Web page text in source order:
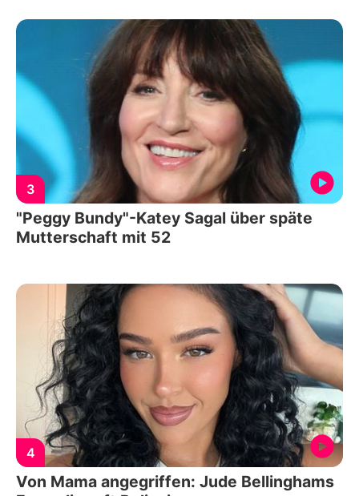
3
"Peggy Bundy"-Katey Sagal über späte
Mutterschaft mit 52
4
Von Mama angegriffen: Jude Bellinghams